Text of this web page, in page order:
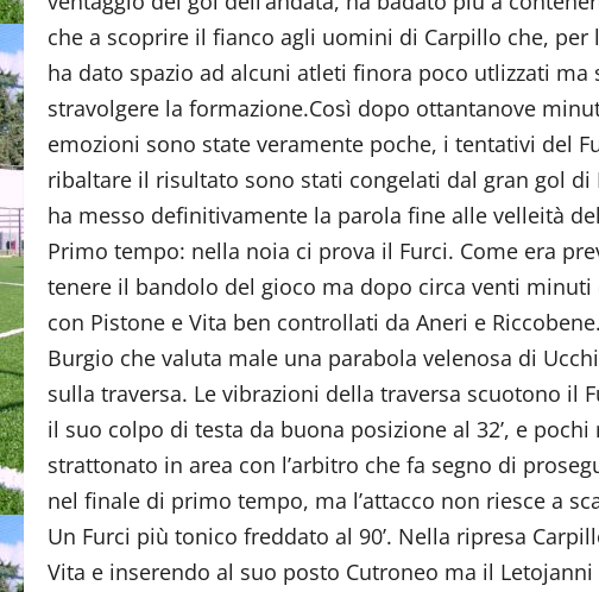
che a scoprire il fianco agli uomini di Carpillo che, per
ha dato spazio ad alcuni atleti finora poco utlizzati ma
stravolgere la formazione.Così dopo ottantanove
emozioni sono state veramente poche, i tentativi del
ribaltare il risultato sono stati congelati dal gran gol di
ha messo definitivamente la parola fine alle velleità
Primo tempo: nella noia ci prova il Furci. Come era
tenere il bandolo del gioco ma dopo circa venti
con Pistone e Vita ben controllati da Aneri e
Burgio che valuta male una parabola velenosa di
sulla traversa. Le vibrazioni della traversa scuotono il
il suo colpo di testa da buona posizione al 32’, e
strattonato in area con l’arbitro che fa segno di
nel finale di primo tempo, ma l’attacco non riesce a
Un Furci più tonico freddato al 90’. Nella ripresa
Vita e inserendo al suo posto Cutroneo ma il